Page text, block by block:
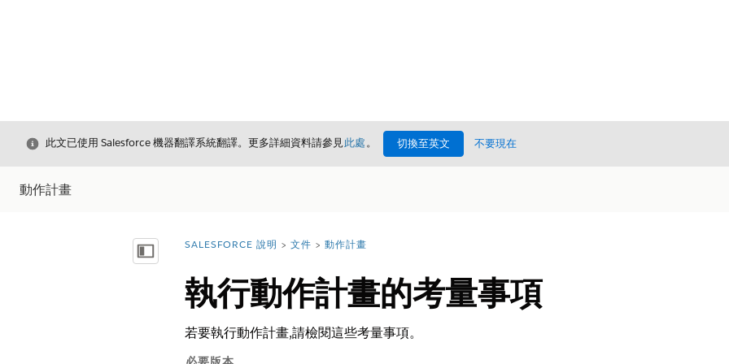
結束
此文已使用 Salesforce 機器翻譯系統翻譯。更多詳細資料請參見此處。 切換至英文 不要現在
動作計畫
顯示目錄 您位於此處：
SALESFORCE 說明 文件 動作計畫
執行動作計畫的考量事項
若要執行動作計畫,請檢閱這些考量事項。